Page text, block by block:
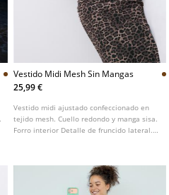
Vestido Midi Mesh Sin Mangas
25,99 €
Vestido midi ajustado confeccionado en
tejido mesh. Cuello redondo y manga sisa.
Forro interior Detalle de fruncido lateral.